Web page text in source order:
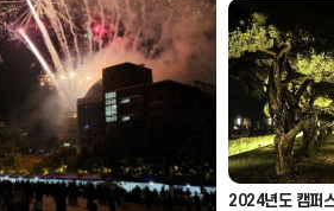
2024년도 캠퍼